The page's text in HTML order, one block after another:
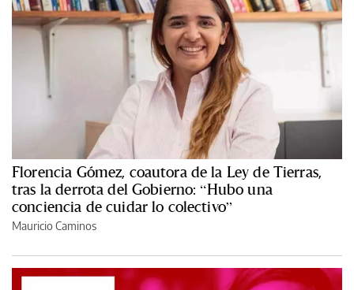
Florencia Gómez, coautora de la Ley de Tierras,
tras la derrota del Gobierno: “Hubo una
conciencia de cuidar lo colectivo”
Mauricio Caminos